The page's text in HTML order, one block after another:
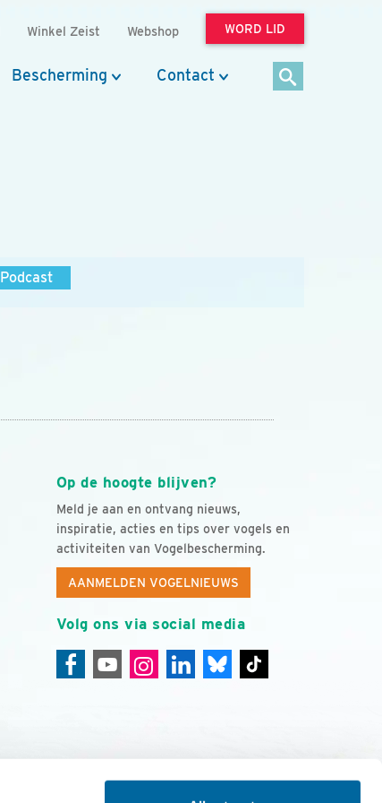
Winkel Zeist Webshop WORD LID
Bescherming Contact
Podcast
Op de hoogte blijven?
Meld je aan en ontvang nieuws,
inspiratie, acties en tips over vogels en
activiteiten van Vogelbescherming.
AANMELDEN VOGELNIEUWS
Volg ons via social media